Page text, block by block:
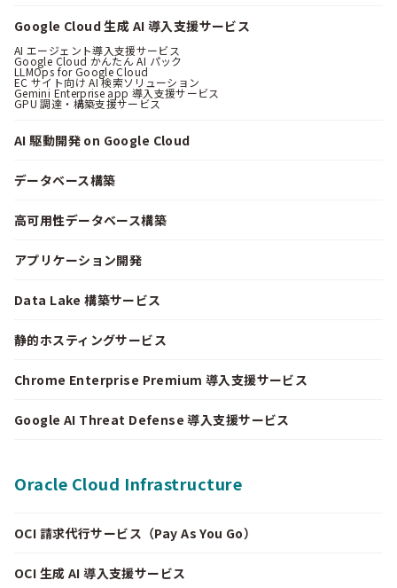
Google Cloud 生成 AI 導入支援サービス
AI エージェント導入支援サービス
Google Cloud かんたん AI パック
LLMOps for Google Cloud
EC サイト向け AI 検索ソリューション
Gemini Enterprise app 導入支援サービス
GPU 調達・構築支援サービス
AI 駆動開発 on Google Cloud
データベース構築
高可用性データベース構築
アプリケーション開発
Data Lake 構築サービス
静的ホスティングサービス
Chrome Enterprise Premium 導入支援サービス
Google AI Threat Defense 導入支援サービス
Oracle Cloud Infrastructure
OCI 請求代行サービス（Pay As You Go）
OCI 生成 AI 導入支援サービス